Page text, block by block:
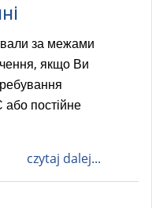
за межами
якщо Ви
постійне
czytaj dalej...